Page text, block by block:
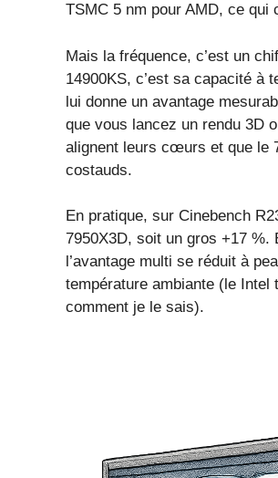
TSMC 5 nm pour AMD, ce qui
Mais la fréquence, c’est un
14900KS, c’est sa capacité à
lui donne un avantage
que vous lancez un rendu 3D
alignent leurs cœurs et que
costauds.
En pratique, sur Cinebench
7950X3D, soit un gros +17 %.
l’avantage multi se réduit à
température ambiante (le
comment je le sais).